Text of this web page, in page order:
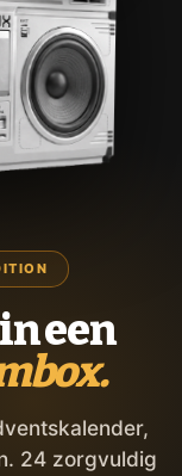
een
24 zorgvuldig